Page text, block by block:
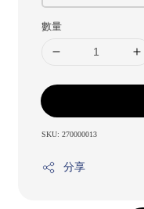
數量
SKU: 270000013
分享